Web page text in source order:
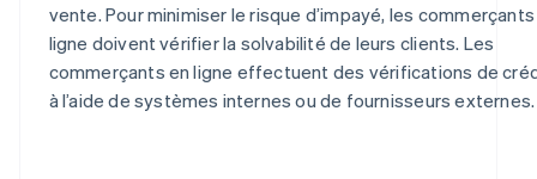
vente. Pour minimiser le risque d’impayé, les
ligne doivent vérifier la solvabilité de leurs clients. Les
commerçants en ligne effectuent des vérifications de
à l’aide de systèmes internes ou de fournisseurs externes.